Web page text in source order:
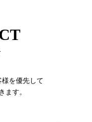
を優先して
ます。